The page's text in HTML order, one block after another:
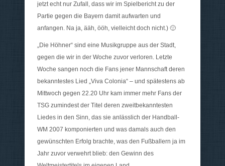
jetzt echt nur Zufall, dass wir im Spielbericht zu der
Partie gegen die Bayern damit aufwarten und
anfangen. Na ja, ääh, ööh, vielleicht doch nicht.) 🙂
„Die Höhner“ sind eine Musikgruppe aus der Stadt,
gegen die wir in der Woche zuvor verloren. Letzte
Woche sangen noch die Fans jener Mannschaft deren
bekanntestes Lied „Viva Colonia“ – und spätestens ab
Mittwoch gegen 22.20 Uhr kam immer mehr Fans der
TSG zumindest der Titel deren zweitbekanntesten
Liedes in den Sinn, das sie anlässlich der Handball-
WM 2007 komponierten und was damals auch den
gewünschten Erfolg brachte, was den Fußballern ja im
Jahr zuvor verwehrt blieb: den Gewinn des